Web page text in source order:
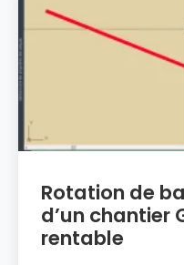
Rotation de
d’un chantier
rentable